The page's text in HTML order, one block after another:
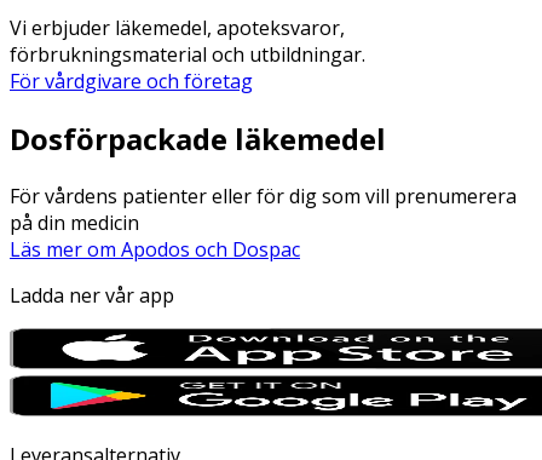
Vi erbjuder läkemedel, apoteksvaror,
förbrukningsmaterial och utbildningar.
För vårdgivare och företag
Dosförpackade läkemedel
För vårdens patienter eller för dig som vill prenumerera
på din medicin
Läs mer om Apodos och Dospac
Ladda ner vår app
Leveransalternativ